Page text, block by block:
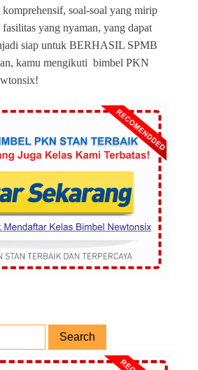
soal-soal yang mirip
yang nyaman, yang dapat
siap untuk BERHASIL SPMB
kamu mengikuti bimbel PKN